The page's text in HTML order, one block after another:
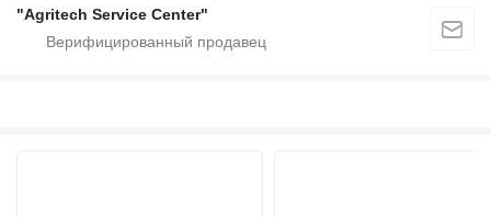
"Agritech Service Center"